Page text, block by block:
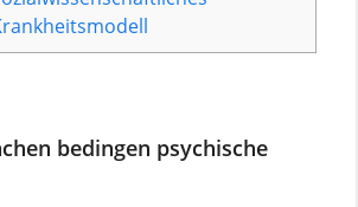
bedingen psychische